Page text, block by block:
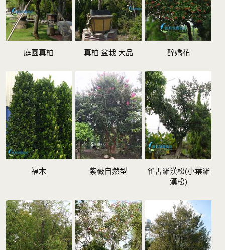
庭園真柏 真柏 盆栽 大品 醉嬌花
福木 紫薇自然型
雀舌羅漢松(小葉羅
漢松)